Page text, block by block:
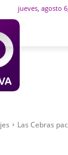
jueves, agosto
Las Cebras